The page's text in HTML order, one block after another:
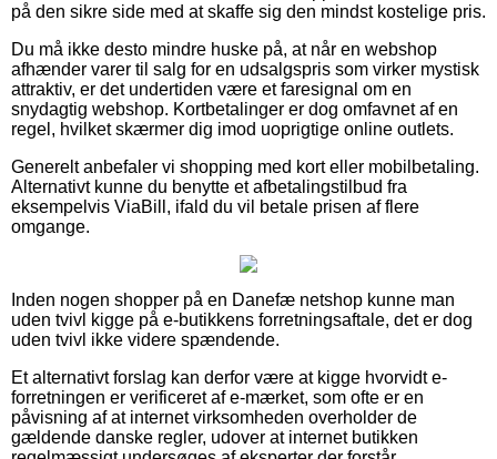
på den sikre side med at skaffe sig den mindst kostelige pris.
Du må ikke desto mindre huske på, at når en webshop
afhænder varer til salg for en udsalgspris som virker mystisk
attraktiv, er det undertiden være et faresignal om en
snydagtig webshop. Kortbetalinger er dog omfavnet af en
regel, hvilket skærmer dig imod uoprigtige online outlets.
Generelt anbefaler vi shopping med kort eller mobilbetaling.
Alternativt kunne du benytte et afbetalingstilbud fra
eksempelvis ViaBill, ifald du vil betale prisen af flere
omgange.
Inden nogen shopper på en Danefæ netshop kunne man
uden tvivl kigge på e-butikkens forretningsaftale, det er dog
uden tvivl ikke videre spændende.
Et alternativt forslag kan derfor være at kigge hvorvidt e-
forretningen er verificeret af e-mærket, som ofte er en
påvisning af at internet virksomheden overholder de
gældende danske regler, udover at internet butikken